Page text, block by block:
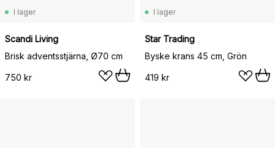
I lager
Scandi Living
Brisk adventsstjärna, Ø70 cm
750 kr
I lager
Star Trading
Byske krans 45 cm, Grön
419 kr